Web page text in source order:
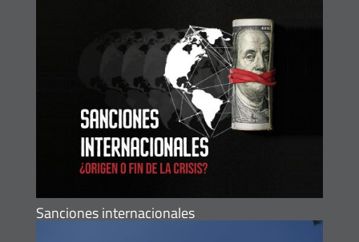
Sanciones internacionales